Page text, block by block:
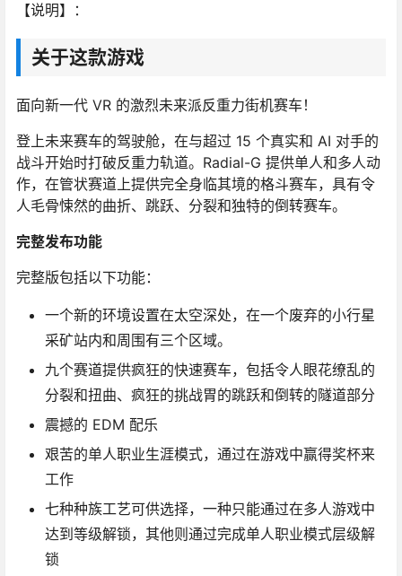
【说明】：
关于这款游戏
面向新一代 VR 的激烈未来派反重力街机赛车！
登上未来赛车的驾驶舱，在与超过 15 个真实和 AI 对手的
战斗开始时打破反重力轨道。Radial-G 提供单人和多人动
作，在管状赛道上提供完全身临其境的格斗赛车，具有令
人毛骨悚然的曲折、跳跃、分裂和独特的倒转赛车。
完整发布功能
完整版包括以下功能：
一个新的环境设置在太空深处，在一个废弃的小行星
采矿站内和周围有三个区域。
九个赛道提供疯狂的快速赛车，包括令人眼花缭乱的
分裂和扭曲、疯狂的挑战胃的跳跃和倒转的隧道部分
震撼的 EDM 配乐
艰苦的单人职业生涯模式，通过在游戏中赢得奖杯来
工作
七种种族工艺可供选择，一种只能通过在多人游戏中
达到等级解锁，其他则通过完成单人职业模式层级解
锁